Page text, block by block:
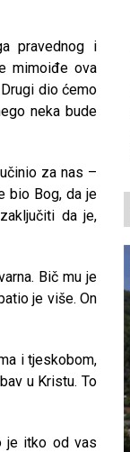
pravednog i
mimoiđe ova
dio ćemo
neka bude
za nas –
bio Bog, da je
da je,
Bič mu je
je više. On
i tjeskobom,
u Kristu. To
je itko od vas